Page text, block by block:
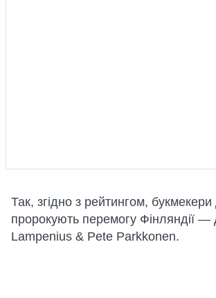
Так, згідно з рейтингом, букмекери
пророкують перемогу Фінляндії —
Lampenius & Pete Parkkonen.